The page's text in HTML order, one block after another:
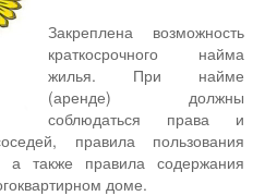
Закреплена возможность
краткосрочного найма
жилья. При найме
(аренде) должны
соблюдаться права и
правила пользования
также правила содержания
доме.